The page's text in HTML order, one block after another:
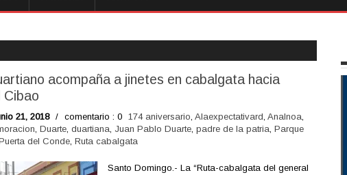
acompaña a jinetes en​ ​cabalgata hacia
Cibao
21, 2018 / comentario : 0 174 aniversario, Alaexpectativard, AnaInoa,
, Duarte, duartiana, Juan Pablo Duarte, padre de la patria, Parque
del Conde, Ruta cabalgata
Santo Domingo.- La “Ruta-cabalgata del general